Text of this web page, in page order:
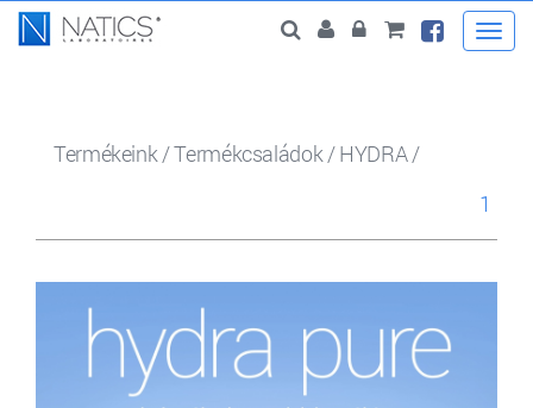
Termékeink/Termékcsaládok/HYDRA/
1